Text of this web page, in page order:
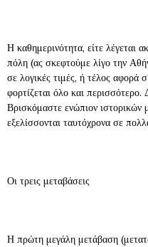
Η καθημερινότητα, είτε λέγεται
πόλη (ας σκεφτούμε λίγο την
σε λογικές τιμές, ή τέλος αφορά
φορτίζεται όλο και
Βρισκόμαστε ενώπιον
εξελίσσονται ταυτόχρονα σε
Οι τρεις μεταβάσεις
Η πρώτη μεγάλη μετάβαση